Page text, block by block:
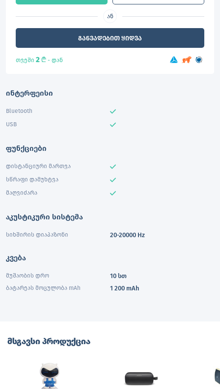
ან
განვადებით ყიდვა
თვეში 2 L - დან
ინტერფეისი
Bluetooth
USB
ფუნქციები
დისტანციური მართვა
სწრაფი დამუხტვა
მაღვიძარა
აკუსტიკური სისტემა
სიხშირის დიაპაზონი 20-20000 Hz
კვება
მუშაობის დრო 10 სთ
ბატარეას მოცულობა mAh 1 200 mAh
მსგავსი პროდუქცია